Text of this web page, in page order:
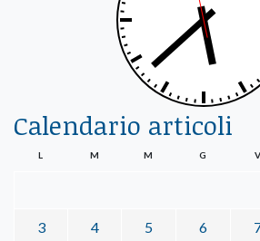
Calendario articoli
L M M G V
3 4 5 6